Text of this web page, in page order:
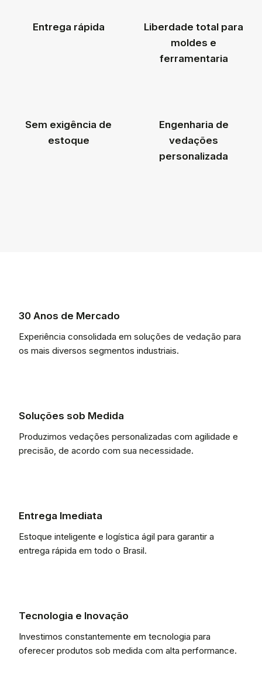
Entrega rápida
Liberdade total para
moldes e
ferramentaria
Sem exigência de
estoque
Engenharia de
vedações
personalizada
30 Anos de Mercado
Experiência consolidada em soluções de vedação para
os mais diversos segmentos industriais.
Soluções sob Medida
Produzimos vedações personalizadas com agilidade e
precisão, de acordo com sua necessidade.
Entrega Imediata
Estoque inteligente e logística ágil para garantir a
entrega rápida em todo o Brasil.
Tecnologia e Inovação
Investimos constantemente em tecnologia para
oferecer produtos sob medida com alta performance.